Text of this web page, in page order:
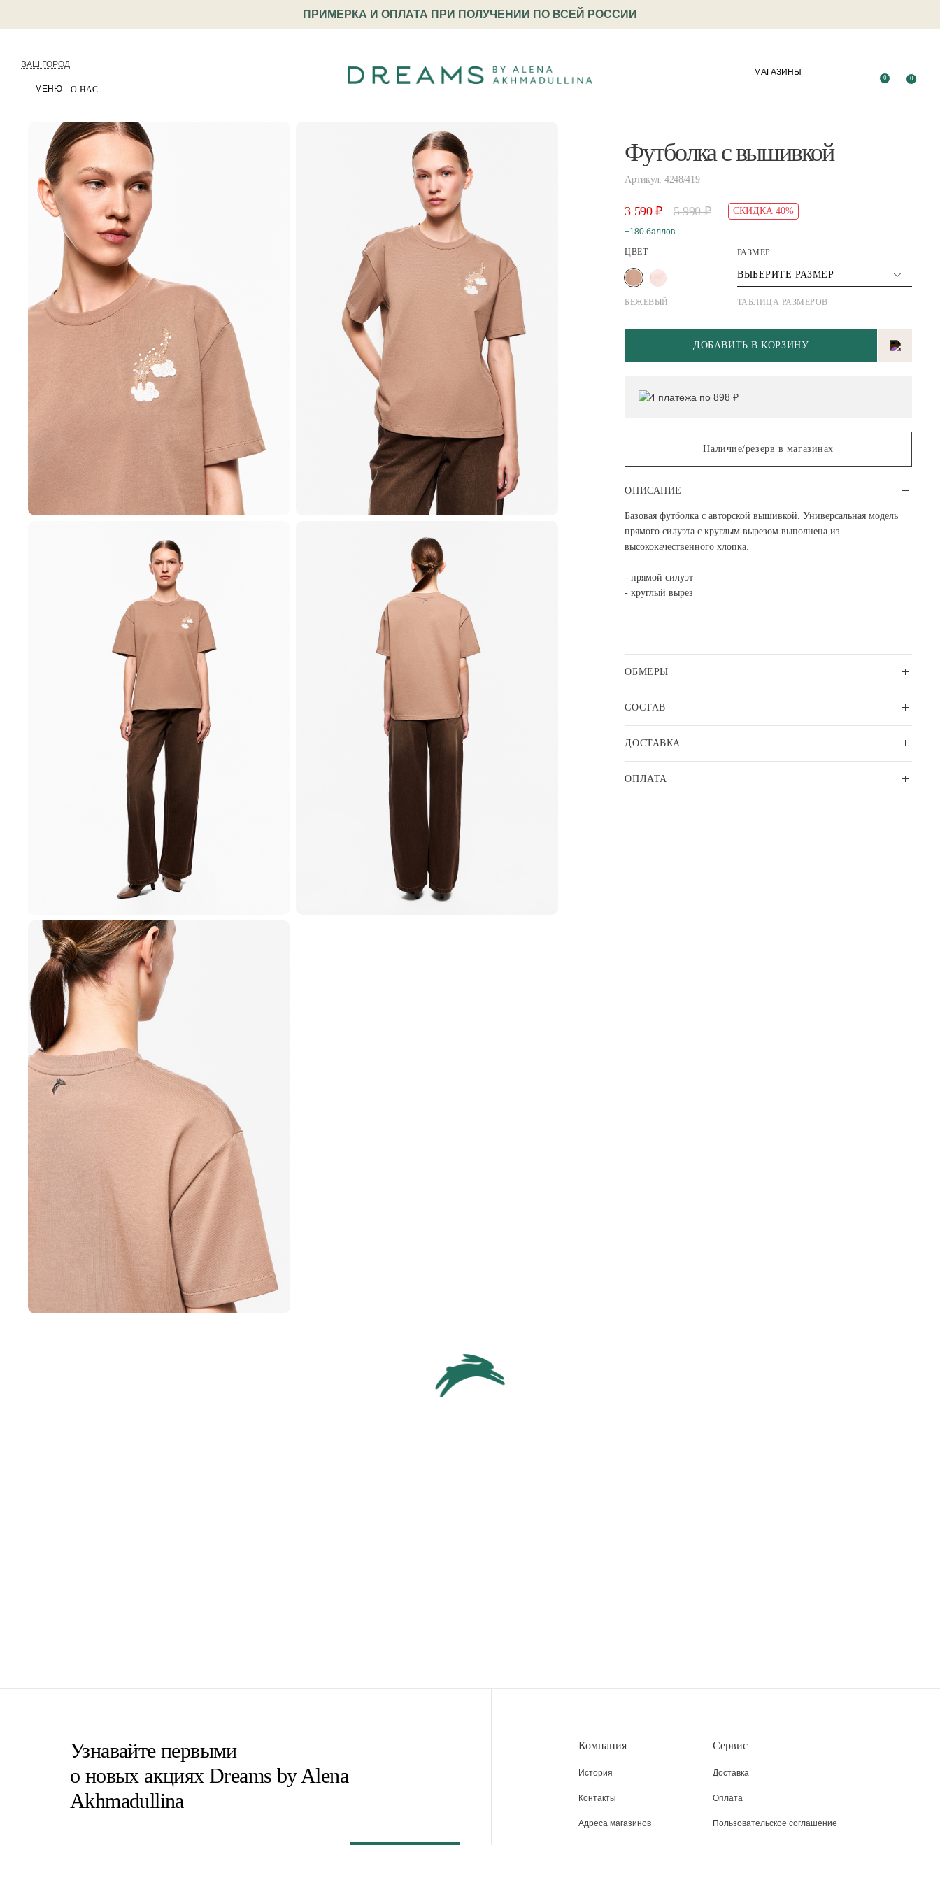
ПРИМЕРКА И ОПЛАТА ПРИ ПОЛУЧЕНИИ ПО ВСЕЙ РОССИИ
ВАШ ГОРОД
МЕНЮ О НАС
МАГАЗИНЫ
0 0
Футболка с вышивкой
Артикул: 4248/419
3 590 ₽ 5 990 ₽ СКИДКА 40%
+180 баллов
ЦВЕТ
БЕЖЕВЫЙ
РАЗМЕР
ВЫБЕРИТЕ РАЗМЕР
ТАБЛИЦА РАЗМЕРОВ
ДОБАВИТЬ В КОРЗИНУ
4 платежа по 898 ₽
Наличие/резерв в магазинах
ОПИСАНИЕ
Базовая футболка с авторской вышивкой. Универсальная модель
прямого силуэта с круглым вырезом выполнена из
высококачественного хлопка.
- прямой силуэт
- круглый вырез
ОБМЕРЫ
СОСТАВ
ДОСТАВКА
ОПЛАТА
Узнавайте первыми
о новых акциях Dreams by Alena
Akhmadullina
Компания
История
Контакты
Адреса магазинов
Сервис
Доставка
Оплата
Пользовательское соглашение